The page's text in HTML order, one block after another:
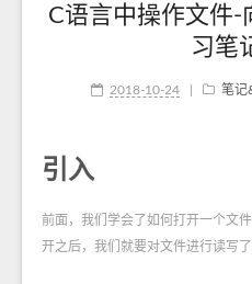
C语言中操作文件-
习笔
2018-10-24 笔记
引入
前面，我们学会了如何打开一个文
开之后，我们就要对文件进行读写了